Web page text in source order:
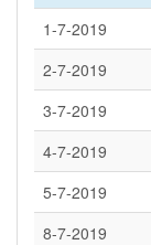
1-7-2019
2-7-2019
3-7-2019
4-7-2019
5-7-2019
8-7-2019